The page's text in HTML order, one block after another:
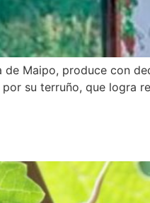
Maipo, produce con
su terruño, que logra